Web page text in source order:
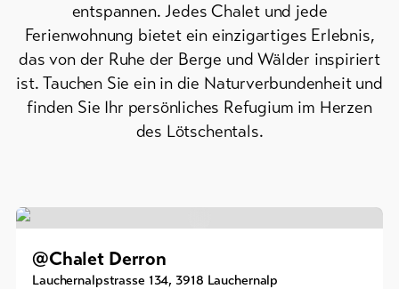
entspannen. Jedes Chalet und jede
Ferienwohnung bietet ein einzigartiges Erlebnis,
das von der Ruhe der Berge und Wälder inspiriert
ist. Tauchen Sie ein in die Naturverbundenheit und
finden Sie Ihr persönliches Refugium im Herzen
des Lötschentals.
@Chalet Derron
Lauchernalpstrasse 134, 3918 Lauchernalp